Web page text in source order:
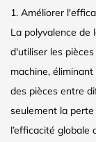
1. Améliorer
La polyvalence de
d'utiliser les
machine,
des pièces entre
seulement la
l’efficacité globale